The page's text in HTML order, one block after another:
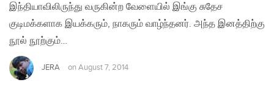
இந்தியாவிலிருந்து வருகின்ற வேளையில் இங்கு சுதேச
குடிமக்களாக இயக்கரும், நாகரும் வாழ்ந்தனர். அந்த இனத்திற்கு
நூல் நூற்கும்…
JERA on August 7, 2014